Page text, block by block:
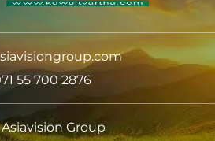
55 700 2876
Asiavision Group